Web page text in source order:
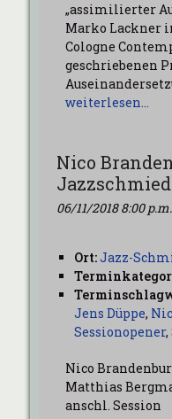
„assimilierter
Marko Lackner
Cologne
geschriebenen
weiterlesen…
Nico
06/11/2018 8:00 p.m.
Ort:Jazz-
Jens Düppe,
Sessionopener,
Nico
Matthias
anschl. Session